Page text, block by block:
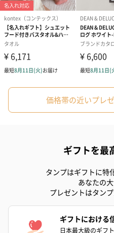
アールグレイ（HAPPY
BIRTHDAY TO YOU）
（660円）
アー
（
スイーツを同梱してお届けいた
ゼリーバウム カット
麦わ
価格帯の近いプレ
ギフトを最
タンプはギフトに特
あなたの大
プレゼントはタン
ギフトにおける
日本最大級のギフ